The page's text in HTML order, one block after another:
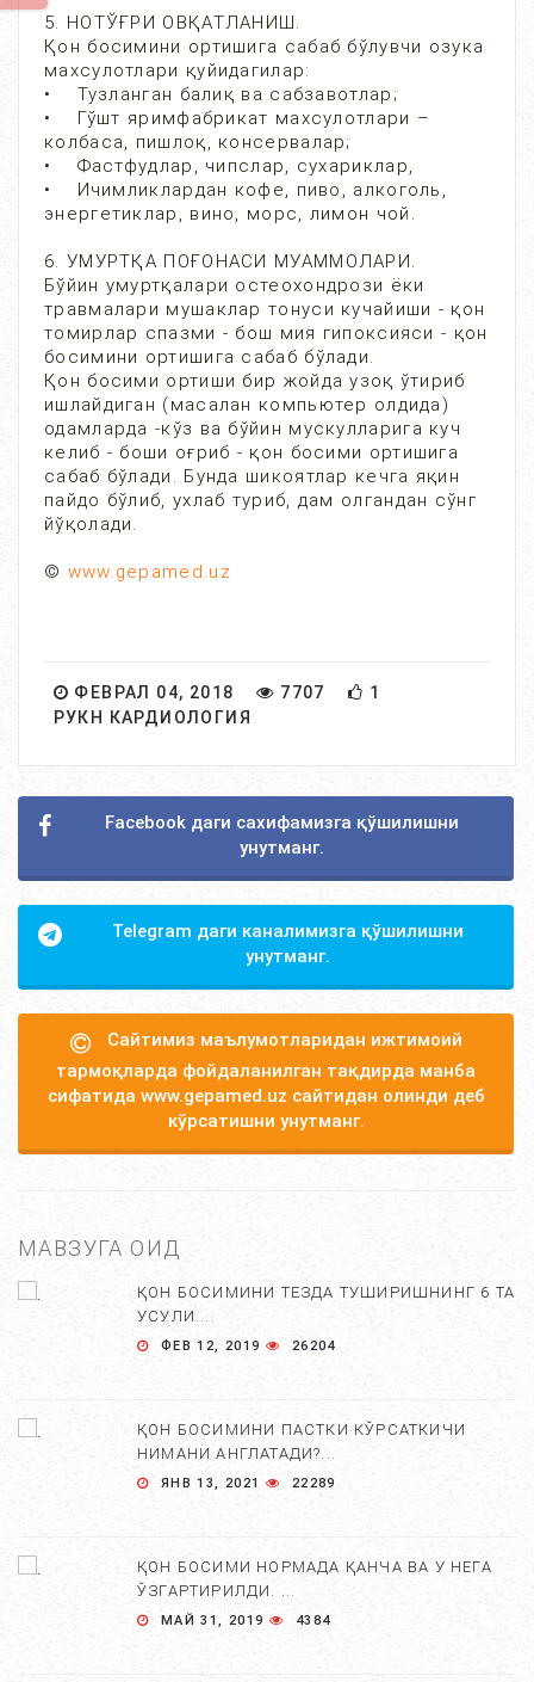
5. НОТЎҒРИ ОВҚАТЛАНИШ.
Қон босимини ортишига сабаб бўлувчи озука
махсулотлари қуйидагилар:
• Тузланган балиқ ва сабзавотлар;
• Гўшт яримфабрикат махсулотлари –
колбаса, пишлоқ, консервалар;
• Фастфудлар, чипслар, сухариклар,
• Ичимликлардан кофе, пиво, алкоголь,
энергетиклар, вино, морс, лимон чой.
6. УМУРТҚА ПОҒОНАСИ МУАММОЛАРИ.
Бўйин умуртқалари остеохондрози ёки
травмалари мушаклар тонуси кучайиши - қон
томирлар спазми - бош мия гипоксияси - қон
босимини ортишига сабаб бўлади.
Қон босими ортиши бир жойда узоқ ўтириб
ишлайдиган (масалан компьютер олдида)
одамларда -кўз ва бўйин мускулларига куч
келиб - боши оғриб - қон босими ортишига
сабаб бўлади. Бунда шикоятлар кечга яқин
пайдо бўлиб, ухлаб туриб, дам олгандан сўнг
йўқолади.
© www.gepamed.uz
ФЕВРАЛ 04, 2018 7707
1
РУКН КАРДИОЛОГИЯ
Facebook даги сахифамизга қўшилишни
унутманг.
Telegram даги каналимизга қўшилишни
унутманг.
Сайтимиз маълумотларидан ижтимоий
тармоқларда фойдаланилган тақдирда манба
сифатида www.gepamed.uz сайтидан олинди деб
кўрсатишни унутманг.
МАВЗУГА ОИД
ҚОН БОСИМИНИ ТЕЗДА ТУШИРИШНИНГ 6 ТА
УСУЛИ....
ФЕВ 12, 2019 26204
ҚОН БОСИМИНИ ПАСТКИ КЎРСАТКИЧИ
НИМАНИ АНГЛАТАДИ?...
ЯНВ 13, 2021 22289
ҚОН БОСИМИ НОРМАДА ҚАНЧА ВА У НЕГА
ЎЗГАРТИРИЛДИ. ...
МАЙ 31, 2019 4384